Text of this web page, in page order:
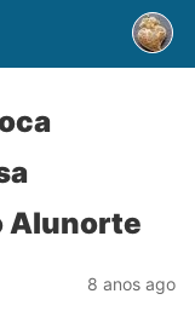
Alunorte
8 anos ago